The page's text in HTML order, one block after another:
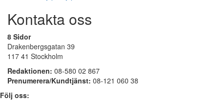
Kontakta oss
8 Sidor
Drakenbergsgatan 39
117 41 Stockholm
Redaktionen: 08-580 02 867
Prenumerera/Kundtjänst: 08-121 060 38
Följ oss: